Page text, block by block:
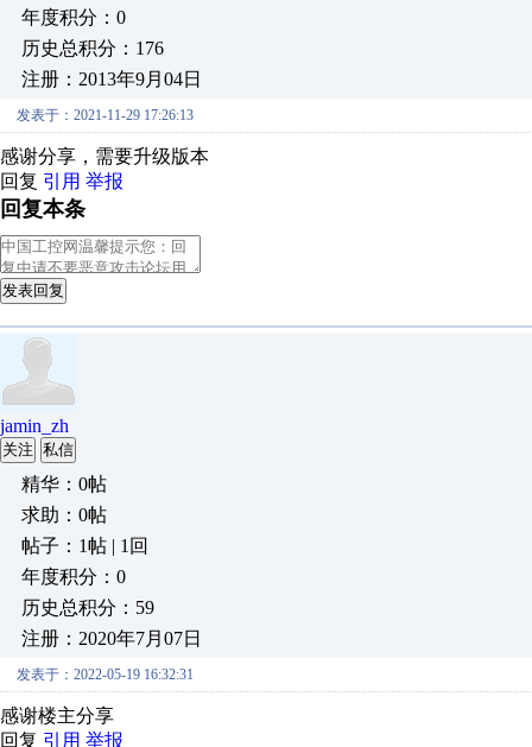
年度积分：0
历史总积分：176
注册：2013年9月04日
发表于：2021-11-29 17:26:13
感谢分享，需要升级版本
回复 引用 举报
回复本条
发表回复
jamin_zh
关注 私信
精华：0帖
求助：0帖
帖子：1帖 | 1回
年度积分：0
历史总积分：59
注册：2020年7月07日
发表于：2022-05-19 16:32:31
感谢楼主分享
回复 引用 举报